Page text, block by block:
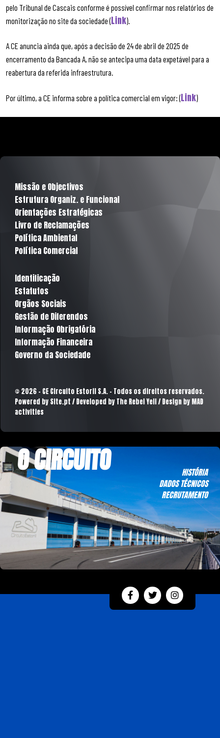
pelo Tribunal de Cascais conforme é possível confirmar nos relatórios de
monitorização no site da sociedade (Link).
A CE anuncia ainda que, após a decisão de 24 de abril de 2025 de
encerramento da Bancada A, não se antecipa uma data expetável para a
reabertura da referida infraestrutura.
Por último, a CE informa sobre a política comercial em vigor: (Link)
Missão e Objectivos
Estrutura Organiz. e Funcional
Orientações Estratégicas
Livro de Reclamações
Política Ambiental
Política Comercial
Identificação
Estatutos
Orgãos Sociais
Gestão de Diferendos
Informação Obrigatória
Informação Financeira
Governo da Sociedade
© 2026 - CE Circuito Estoril S.A. - Todos os direitos reservados.
Powered by Site.pt / Developed by The Rebel Yell / Design by MAD
activities
O CIRCUITO
HISTÓRIA
DADOS TÉCNICOS
RECRUTAMENTO